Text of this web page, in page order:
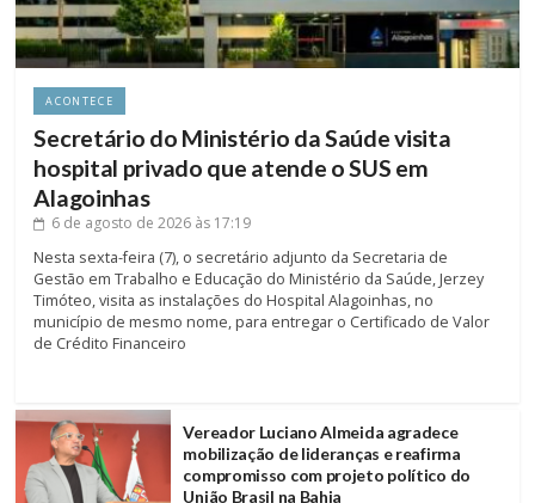
ACONTECE
Secretário do Ministério da Saúde visita
hospital privado que atende o SUS em
Alagoinhas
6 de agosto de 2026 às 17:19
Nesta sexta-feira (7), o secretário adjunto da Secretaria de
Gestão em Trabalho e Educação do Ministério da Saúde, Jerzey
Timóteo, visita as instalações do Hospital Alagoinhas, no
município de mesmo nome, para entregar o Certificado de Valor
de Crédito Financeiro
Vereador Luciano Almeida agradece
mobilização de lideranças e reafirma
compromisso com projeto político do
União Brasil na Bahia